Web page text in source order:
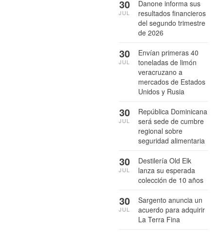
Danone informa sus
resultados financieros
del segundo trimestre
de 2026
30
JUL
Envían primeras 40
toneladas de limón
veracruzano a
mercados de Estados
Unidos y Rusia
30
JUL
República Dominicana
será sede de cumbre
regional sobre
seguridad alimentaria
30
JUL
Destilería Old Elk
lanza su esperada
colección de 10 años
30
JUL
Sargento anuncia un
acuerdo para adquirir
La Terra Fina
30
JUL